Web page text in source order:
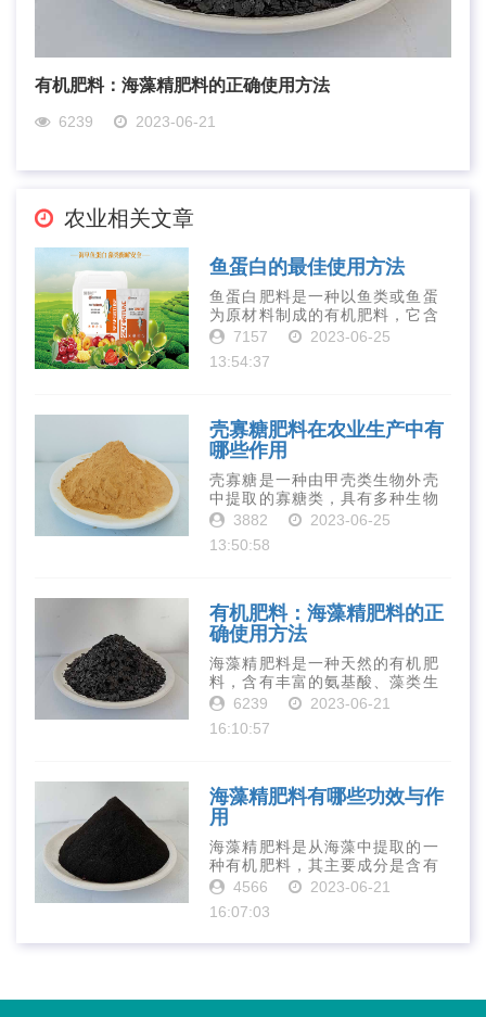
有机肥料：海藻精肥料的正确使用方法
6239 2023-06-21
农业相关文章
鱼蛋白的最佳使用方法
鱼蛋白肥料是一种以鱼类或鱼蛋
为原材料制成的有机肥料，它含
有丰富的营养物质，如氮、磷、
钾、钙、镁等元素以及多种微量
元素和植物生长因子。这些营养
7157
2023-06-25
13:54:37
壳寡糖肥料在农业生产中有
哪些作用
壳寡糖是一种由甲壳类生物外壳
中提取的寡糖类，具有多种生物
活性和营养价值。在农业生产
中，壳寡糖也有许多作用，特别
是作为一种新型的有机肥料，壳
3882
2023-06-25
13:50:58
有机肥料：海藻精肥料的正
确使用方法
海藻精肥料是一种天然的有机肥
料，含有丰富的氨基酸、藻类生
长素、维生素、微量元素、蛋白
质等营养物质，可以提高土壤肥
力、促进植物生长、增强植物抗
6239
2023-06-21
16:10:57
海藻精肥料有哪些功效与作
用
海藻精肥料是从海藻中提取的一
种有机肥料，其主要成分是含有
丰富的微量元素、植物生长素、
植物激素等植物营养物质。它具
有增强作物生长、促进植物根系
发达、提高作物产量等多种作用
4566
2023-06-21
16:07:03